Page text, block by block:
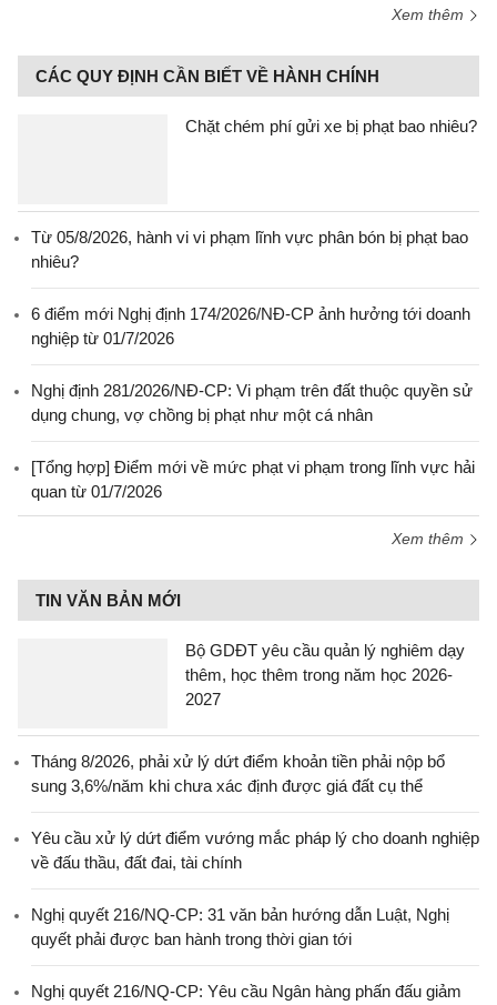
Xem thêm
CÁC QUY ĐỊNH CẦN BIẾT VỀ HÀNH CHÍNH
Chặt chém phí gửi xe bị phạt bao nhiêu?
Từ 05/8/2026, hành vi vi phạm lĩnh vực phân bón bị phạt bao
nhiêu?
6 điểm mới Nghị định 174/2026/NĐ-CP ảnh hưởng tới doanh
nghiệp từ 01/7/2026
Nghị định 281/2026/NĐ-CP: Vi phạm trên đất thuộc quyền sử
dụng chung, vợ chồng bị phạt như một cá nhân
[Tổng hợp] Điểm mới về mức phạt vi phạm trong lĩnh vực hải
quan từ 01/7/2026
Xem thêm
TIN VĂN BẢN MỚI
Bộ GDĐT yêu cầu quản lý nghiêm dạy
thêm, học thêm trong năm học 2026-
2027
Tháng 8/2026, phải xử lý dứt điểm khoản tiền phải nộp bổ
sung 3,6%/năm khi chưa xác định được giá đất cụ thể
Yêu cầu xử lý dứt điểm vướng mắc pháp lý cho doanh nghiệp
về đấu thầu, đất đai, tài chính
Nghị quyết 216/NQ-CP: 31 văn bản hướng dẫn Luật, Nghị
quyết phải được ban hành trong thời gian tới
Nghị quyết 216/NQ-CP: Yêu cầu Ngân hàng phấn đấu giảm